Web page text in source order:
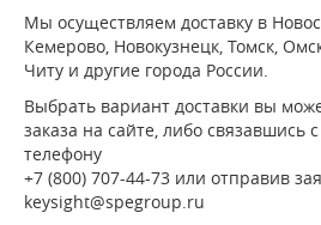
Мы осуществляем доставку в
Кемерово, Новокузнецк, Томск,
Читу и другие города России.
Выбрать вариант доставки вы
заказа на сайте, либо связавшись
телефону
+7 (800) 707-44-73 или отправив
keysight@spegroup.ru